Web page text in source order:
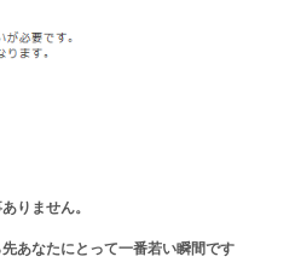
りません。
あなたにとって一番若い瞬間です